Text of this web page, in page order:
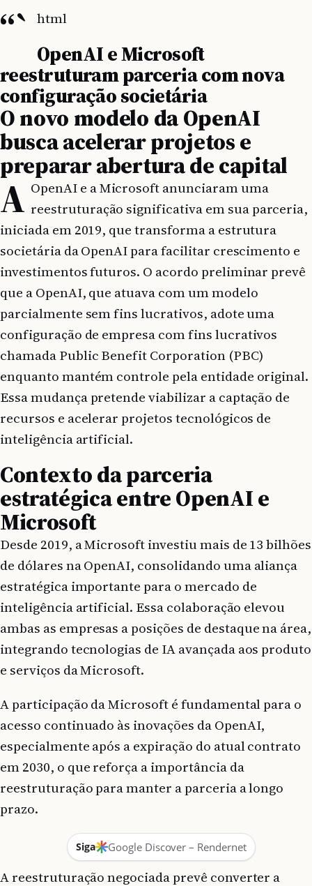
“` html
OpenAI e Microsoft
reestruturam parceria com nova
configuração societária
O novo modelo da OpenAI
busca acelerar projetos e
preparar abertura de capital
A OpenAI e a Microsoft anunciaram uma
reestruturação significativa em sua parceria,
iniciada em 2019, que transforma a estrutura
societária da OpenAI para facilitar crescimento e
investimentos futuros. O acordo preliminar prevê
que a OpenAI, que atuava com um modelo
parcialmente sem fins lucrativos, adote uma
configuração de empresa com fins lucrativos
chamada Public Benefit Corporation (PBC)
enquanto mantém controle pela entidade original.
Essa mudança pretende viabilizar a captação de
recursos e acelerar projetos tecnológicos de
inteligência artificial.
Contexto da parceria
estratégica entre OpenAI e
Microsoft
Desde 2019, a Microsoft investiu mais de 13 bilhões
de dólares na OpenAI, consolidando uma aliança
estratégica importante para o mercado de
inteligência artificial. Essa colaboração elevou
ambas as empresas a posições de destaque na área,
integrando tecnologias de IA avançada aos
e serviços da Microsoft.
A participação da Microsoft é fundamental para o
acesso continuado às inovações da OpenAI,
especialmente após a expiração do atual contrato
em 2030, o que reforça a importância da
reestruturação para manter a parceria a longo
prazo.
Siga Google Discover – Rendernet
A reestruturação negociada prevê converter a